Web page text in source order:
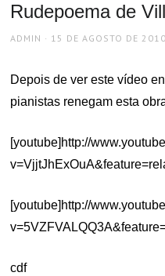
Rudepoema de
AUTHOR
ADMIN
POSTED
15 DE AGOSTO DE 2010
Depois de ver este vídeo
pianistas renegam esta
[youtube]http://
[youtube]http://
cdf